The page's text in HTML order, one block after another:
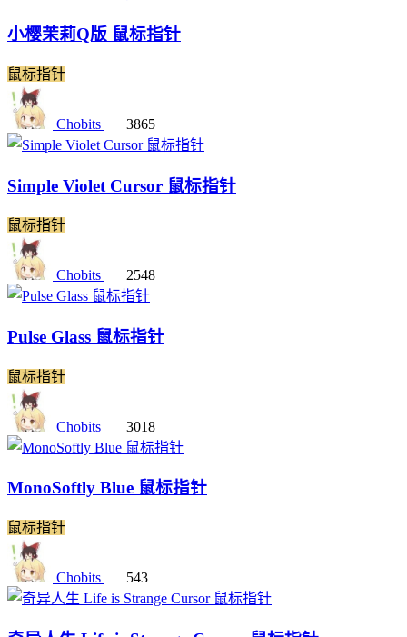
小樱茉莉Q版 鼠标指针
鼠标指针
Chobits 3865
Simple Violet Cursor 鼠标指针
鼠标指针
Chobits 2548
Pulse Glass 鼠标指针
鼠标指针
Chobits 3018
MonoSoftly Blue 鼠标指针
鼠标指针
Chobits 543